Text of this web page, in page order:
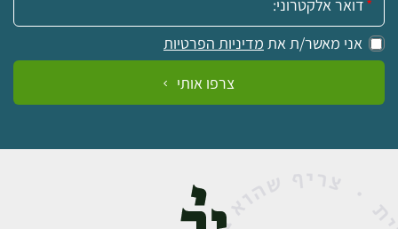
אני מאשר/ת את מדיניות הפרטיות
צרפו אותי